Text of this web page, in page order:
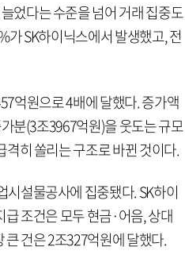
었다는 수준을 넘어 거래 집중도
가 SK하이닉스에서 발생했고, 전
억원으로 4배에 달했다. 증가액
분(3조3967억원)을 웃도는 규모
히 쏠리는 구조로 바뀐 것이다.
시설물공사에 집중됐다. SK하이
조건은 모두 현금·어음, 상대
건은 2조327억원에 달했다.